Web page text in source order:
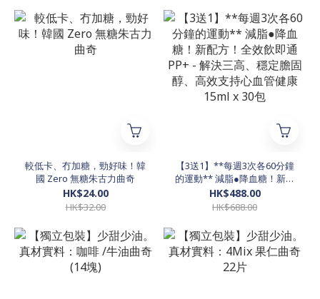
較低卡、冇加糖，勁好味！韓
國 Zero 無糖朱古力曲奇
HK$24.00
HK$32.00
【3送1】**每週3次各60分鐘
的運動** 減脂●降血糖！新配
方！全效飲即通 PP+ - 解決三
高、穩定膽固醇、高效支持心
HK$488.00
HK$688.00